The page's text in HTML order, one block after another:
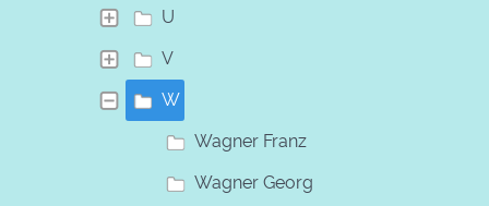
U
V
W
Wagner Franz
Wagner Georg